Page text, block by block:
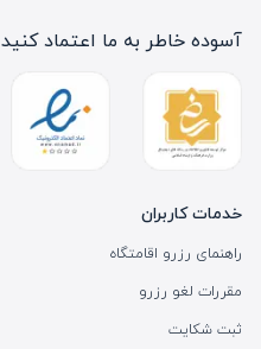
خدمات کاربران
راهنمای رزرو اقامتگاه
مقررات لغو رزرو
ثبت شکایت
آسوده خاطر به ما اعتماد کنید